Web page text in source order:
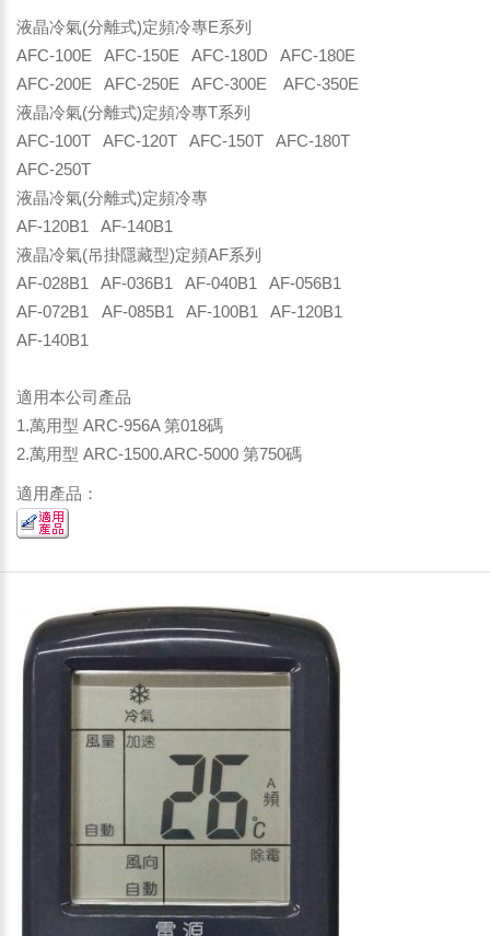
液晶冷氣(分離式)定頻冷專E系列
AFC-100E AFC-150E AFC-180D AFC-180E
AFC-200E AFC-250E AFC-300E AFC-350E
液晶冷氣(分離式)定頻冷專T系列
AFC-100T AFC-120T AFC-150T AFC-180T
AFC-250T
液晶冷氣(分離式)定頻冷專
AF-120B1 AF-140B1
液晶冷氣(吊掛隱藏型)定頻AF系列
AF-028B1 AF-036B1 AF-040B1 AF-056B1
AF-072B1 AF-085B1 AF-100B1 AF-120B1
AF-140B1
適用本公司產品
1.萬用型 ARC-956A 第018碼
2.萬用型 ARC-1500.ARC-5000 第750碼
適用產品：